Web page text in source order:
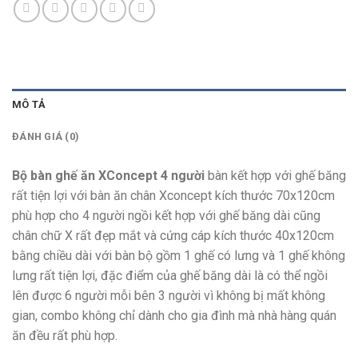
MÔ TẢ
ĐÁNH GIÁ (0)
Bộ bàn ghế ăn XConcept 4 người bàn kết hợp với ghế băng
rất tiện lợi với bàn ăn chân Xconcept kích thước 70x120cm
phù hợp cho 4 người ngồi kết hợp với ghế băng dài cũng
chân chữ X rất đẹp mắt và cứng cáp kích thước 40x120cm
bằng chiều dài với bàn bộ gồm 1 ghế có lưng và 1 ghế không
lưng rất tiện lợi, đặc điểm của ghế băng dài là có thể ngồi
lên được 6 người mỗi bên 3 người vì không bị mất không
gian, combo không chỉ dành cho gia đình mà nhà hàng quán
ăn đều rất phù hợp.